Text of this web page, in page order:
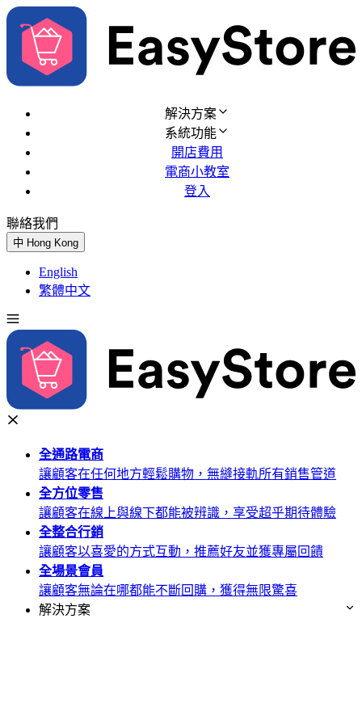
解決方案
系統功能
開店費用
電商小教室
登入
聯絡我們
中 Hong Kong
English
繁體中文
全通路電商
讓顧客在任何地方輕鬆購物，無縫接軌所有銷售管道
全方位零售
讓顧客在線上與線下都能被辨識，享受超乎期待體驗
全整合行銷
讓顧客以喜愛的方式互動，推薦好友並獲專屬回饋
全場景會員
讓顧客無論在哪都能不斷回購，獲得無限驚喜
解決方案